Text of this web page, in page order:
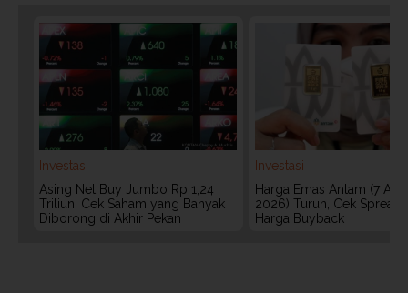
Investasi
Asing Net Buy Jumbo Rp 1,24
Triliun, Cek Saham yang Banyak
Diborong di Akhir Pekan
Investasi
Harga Emas Antam (7
2026) Turun, Cek Spread
Harga Buyback